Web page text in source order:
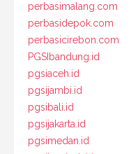
perbasimalang.com
perbasidepok.com
perbasicirebon.com
PGSIbandung.id
pgsiaceh.id
pgsijambi.id
pgsibali.id
pgsijakarta.id
pgsimedan.id